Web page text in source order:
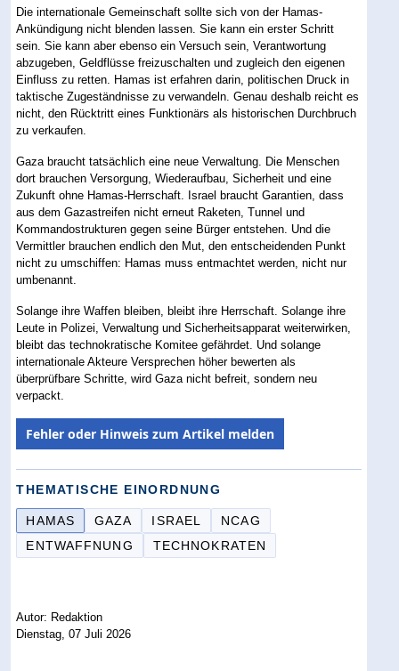
Die internationale Gemeinschaft sollte sich von der Hamas-
Ankündigung nicht blenden lassen. Sie kann ein erster Schritt
sein. Sie kann aber ebenso ein Versuch sein, Verantwortung
abzugeben, Geldflüsse freizuschalten und zugleich den eigenen
Einfluss zu retten. Hamas ist erfahren darin, politischen Druck in
taktische Zugeständnisse zu verwandeln. Genau deshalb reicht es
nicht, den Rücktritt eines Funktionärs als historischen Durchbruch
zu verkaufen.
Gaza braucht tatsächlich eine neue Verwaltung. Die Menschen
dort brauchen Versorgung, Wiederaufbau, Sicherheit und eine
Zukunft ohne Hamas-Herrschaft. Israel braucht Garantien, dass
aus dem Gazastreifen nicht erneut Raketen, Tunnel und
Kommandostrukturen gegen seine Bürger entstehen. Und die
Vermittler brauchen endlich den Mut, den entscheidenden Punkt
nicht zu umschiffen: Hamas muss entmachtet werden, nicht nur
umbenannt.
Solange ihre Waffen bleiben, bleibt ihre Herrschaft. Solange ihre
Leute in Polizei, Verwaltung und Sicherheitsapparat weiterwirken,
bleibt das technokratische Komitee gefährdet. Und solange
internationale Akteure Versprechen höher bewerten als
überprüfbare Schritte, wird Gaza nicht befreit, sondern neu
verpackt.
Fehler oder Hinweis zum Artikel melden
THEMATISCHE EINORDNUNG
HAMAS GAZA ISRAEL
NCAG
ENTWAFFNUNG
TECHNOKRATEN
Autor: Redaktion
Dienstag, 07 Juli 2026